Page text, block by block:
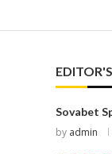
Sovabet
by admin